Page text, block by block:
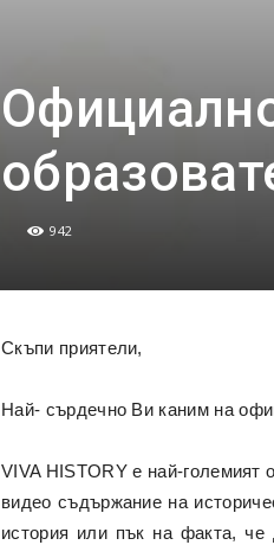
942
Скъпи приятели,
Най- сърдечно Ви каним на
VIVA HISTORY е най-големият
видео съдържание на
история или пък на факта,